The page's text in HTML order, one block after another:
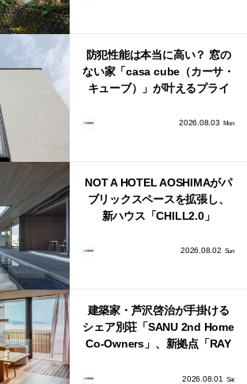
防犯性能は本当に高い？ 窓の
ない家「casa cube（カーサ・
キューブ）」が叶えるプライ
2026.08.03 Mon
NOT A HOTEL AOSHIMAがパ
ブリックスペースを拡張し、
新ハウス「CHILL2.0」
2026.08.02 Sun
建築家・芦沢啓治が手掛ける
シェア別荘「SANU 2nd Home
Co-Owners」、新拠点「RAY
2026.08.01 Sat